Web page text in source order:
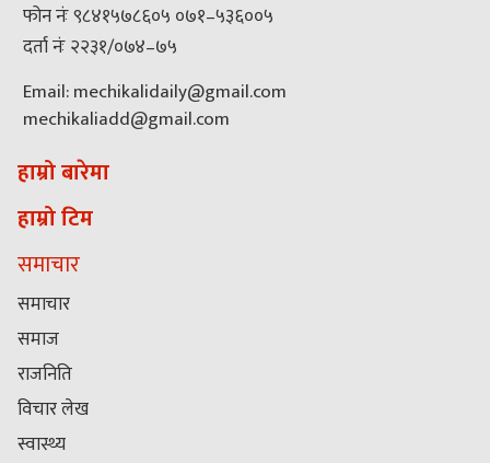
फोन नंः ९८४१५७८६०५ ०७१–५३६००५
दर्ता नंः २२३१/०७४–७५
Email: mechikalidaily@gmail.com
mechikaliadd@gmail.com
हाम्रो बारेमा
हाम्रो टिम
समाचार
समाचार
समाज
राजनिति
विचार लेख
स्वास्थ्य